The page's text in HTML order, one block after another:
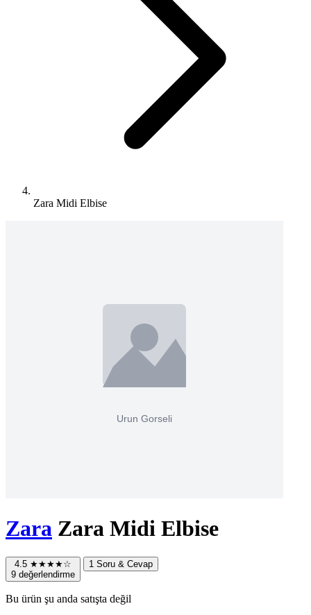
Zara Midi Elbise
Zara Zara Midi Elbise
4.5 ★★★★☆
9 değerlendirme
1 Soru & Cevap
Bu ürün şu anda satışta değil